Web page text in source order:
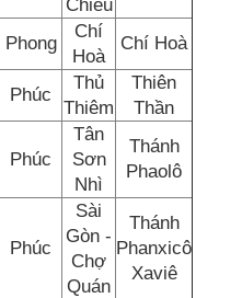
Chiếu
Phong
Chí
Hoà
Chí Hoà
Phúc
Thủ
Thiêm
Thiên
Thần
Phúc
Tân
Sơn
Nhì
Thánh
Phaolô
Phúc
Sài
Gòn -
Chợ
Quán
Thánh
Phanxicô
Xaviê